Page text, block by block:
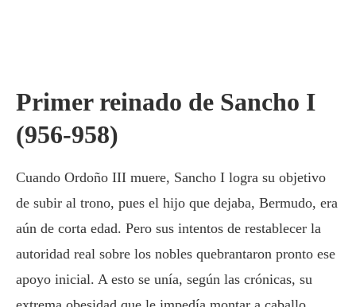
Primer reinado de Sancho I
(956-958)
Cuando Ordoño III muere, Sancho I logra su objetivo
de subir al trono, pues el hijo que dejaba, Bermudo, era
aún de corta edad. Pero sus intentos de restablecer la
autoridad real sobre los nobles quebrantaron pronto ese
apoyo inicial. A esto se unía, según las crónicas, su